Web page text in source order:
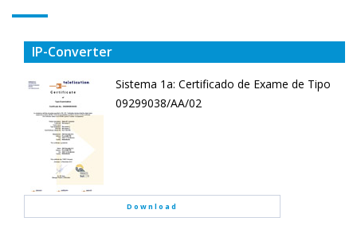
IP-Converter
Sistema 1a: Certificado de Exame de Tipo
09299038/AA/02
Download